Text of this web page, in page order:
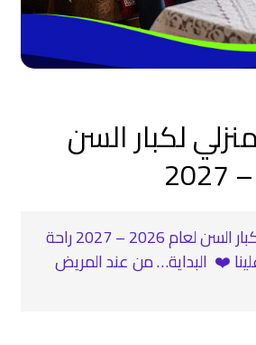
لكبار السن
‍ التمريض المنزلي لكبار السن لعام 2026 – 2027 راحة
❤️ ️ البداية… من عند المريض